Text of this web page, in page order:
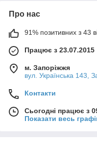
Про нас
91% позитивних з 43
Працює з 23.07.2015
м. Запоріжжя
вул. Українська 143,
Контакти
Сьогодні працює з
Показати весь